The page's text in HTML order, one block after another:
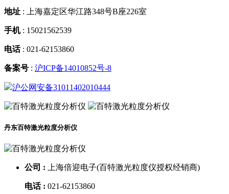
地址 : 上海嘉定区华江路348号B座226室
手机: 15021562539
电话: 021-62153860
备案号 : 沪ICP备14010852号-8
沪公网安备31011402010444
丹东百特激光粒度分析仪
公司 : 上海倍迎电子(百特激光粒度仪授权经销商)
电话 : 021-62153860